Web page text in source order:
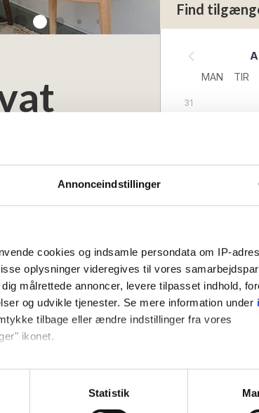
Annonceindstillinger
cookies og indsamle persondata om IP-
oplysninger videregives til vores
målrettede annoncer, levere tilpasset indhold,
og udvikle tjenester. Se mere information under
tilbage eller ændre indstillinger fra vores
ikonet.
kan være nøjagtig inden for få meter
unikke karakteristika (fingerprinting)
Statistik
Find
MAN TIR
31
36 31
Kan vælges
Ankomst ikke
Gæster